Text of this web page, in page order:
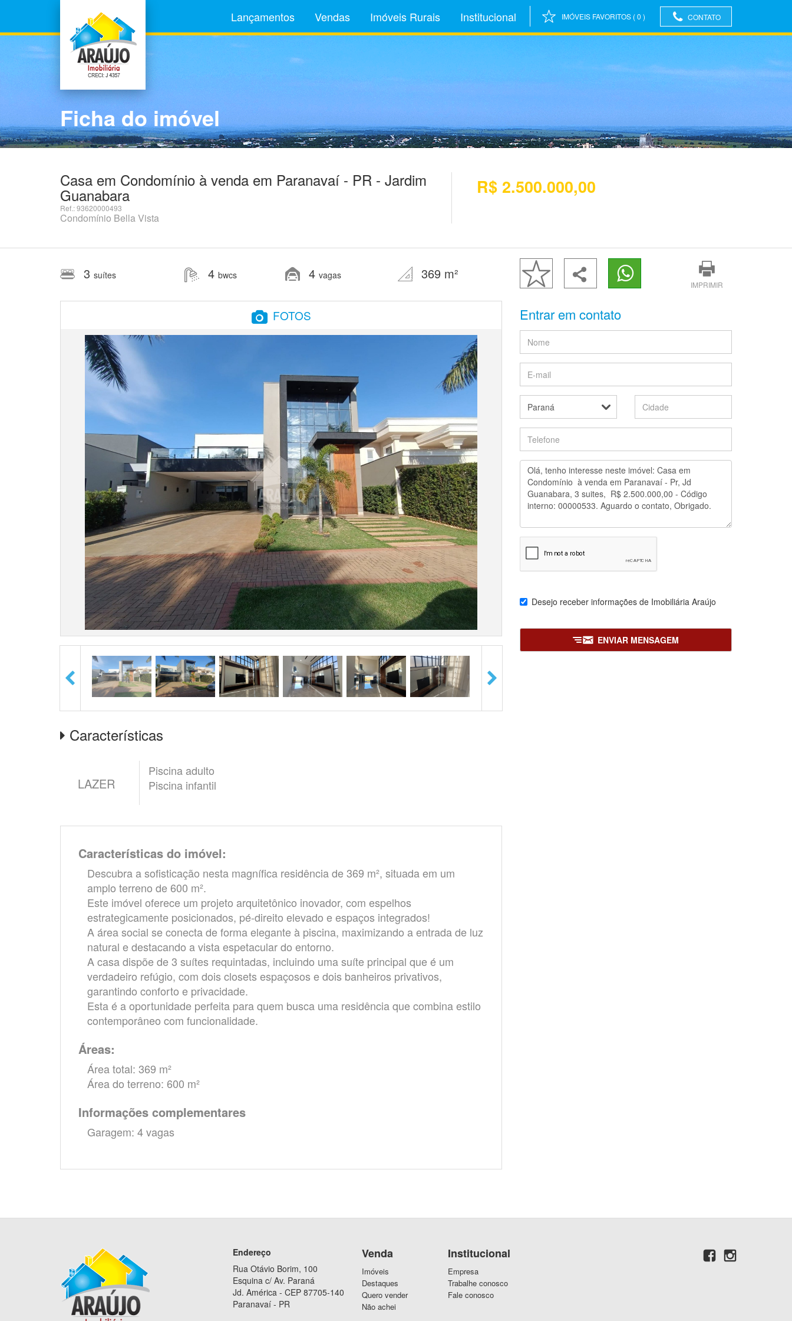
Lançamentos Vendas Imóveis Rurais Institucional IMÓVEIS FAVORITOS (0 ) CONTATO
Ficha do imóvel
Casa em Condomínio à venda em Paranavaí - PR - Jardim
Guanabara
Ref.: 93620000493
Condomínio Bella Vista
R$ 2.500.000,00
3 suítes 4 bwcs 4 vagas 369 m²
FOTOS
IMPRIMIR
Entrar em contato
Desejo receber informações de Imobiliária Araújo
ENVIAR MENSAGEM
Características
LAZER
Piscina adulto
Piscina infantil
Características do imóvel:
Descubra a sofisticação nesta magnífica residência de 369 m², situada em um
amplo terreno de 600 m².
Este imóvel oferece um projeto arquitetônico inovador, com espelhos
estrategicamente posicionados, pé-direito elevado e espaços integrados!
A área social se conecta de forma elegante à piscina, maximizando a entrada de luz
natural e destacando a vista espetacular do entorno.
A casa dispõe de 3 suítes requintadas, incluindo uma suíte principal que é um
verdadeiro refúgio, com dois closets espaçosos e dois banheiros privativos,
garantindo conforto e privacidade.
Esta é a oportunidade perfeita para quem busca uma residência que combina estilo
contemporâneo com funcionalidade.
Áreas:
Área total: 369 m²
Área do terreno: 600 m²
Informações complementares
Garagem: 4 vagas
Endereço
Rua Otávio Borim, 100
Esquina c/ Av. Paraná
Jd. América - CEP 87705-140
Paranavaí - PR
Venda
Imóveis
Destaques
Quero vender
Não achei
Institucional
Empresa
Trabalhe conosco
Fale conosco